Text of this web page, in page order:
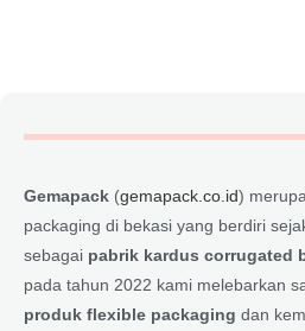
Gemapack (gemapack.co.id)
packaging di bekasi yang berdiri
sebagai pabrik kardus corrugated
pada tahun 2022 kami melebarkan
produk flexible packaging dan